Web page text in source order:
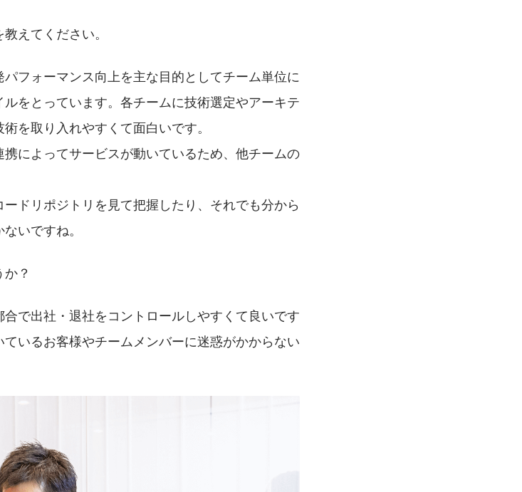
教えてください。
フォーマンス向上を主な目的としてチーム単位に
をとっています。各チームに技術選定やアーキテ
を取り入れやすくて面白いです。
によってサービスが動いているため、他チームの
ドリポジトリを見て把握したり、それでも分から
いですね。
？
で出社・退社をコントロールしやすくて良いです
いるお客様やチームメンバーに迷惑がかからない